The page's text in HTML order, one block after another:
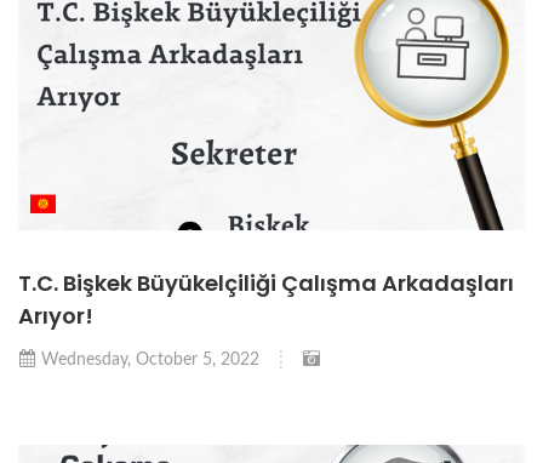
T.C. Bişkek Büyükelçiliği Çalışma Arkadaşları
Arıyor!
Wednesday, October 5, 2022